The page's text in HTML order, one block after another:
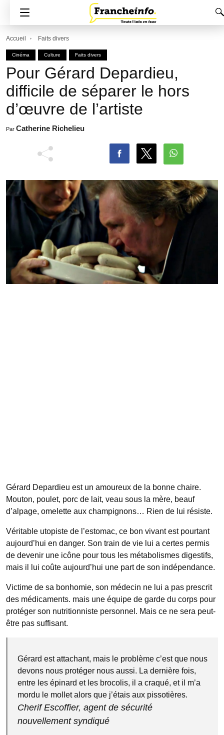
Accueil Faits divers
Cinéma Culture Faits divers
Pour Gérard Depardieu,
difficile de séparer le hors
d’œuvre de l’artiste
Par Catherine Richelieu
Gérard Depardieu est un amoureux de la bonne chaire.
Mouton, poulet, porc de lait, veau sous la mère, beauf
d’alpage, omelette aux champignons… Rien de lui résiste.
Véritable utopiste de l’estomac, ce bon vivant est pourtant
aujourd’hui en danger. Son train de vie lui a certes permis
de devenir une icône pour tous les métabolismes digestifs,
mais il lui coûte aujourd’hui une part de son indépendance.
Victime de sa bonhomie, son médecin ne lui a pas prescrit
des médicaments. mais une équipe de garde du corps pour
protéger son nutritionniste personnel. Mais ce ne sera peut-
être pas suffisant.
Gérard est attachant, mais le problème c’est que nous
devons nous protéger nous aussi. La dernière fois,
entre les épinard et les brocolis, il a craqué, et il m’a
mordu le mollet alors que j’étais aux pissotières.
Cherif Escoffier, agent de sécurité
nouvellement syndiqué